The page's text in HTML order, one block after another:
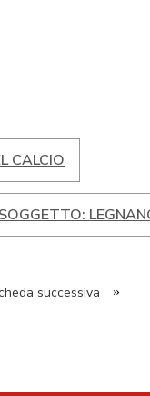
CALCIO
SOGGETTO:
successiva »